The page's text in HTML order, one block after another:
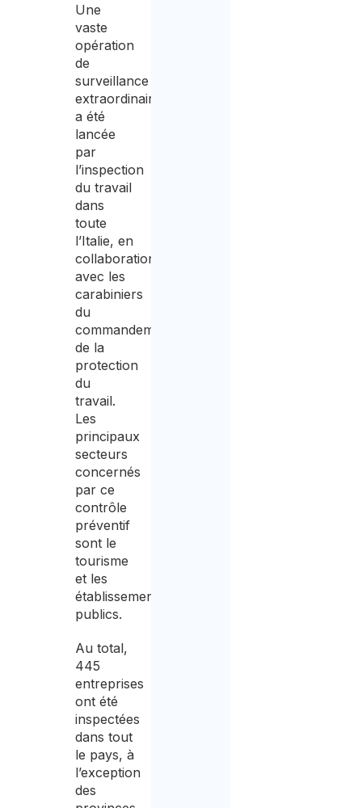
Une
vaste
opération
de
surveillance
extraordinaire
a été
lancée
par
l’inspection
du travail
dans
toute
l’Italie, en
collaboration
avec les
carabiniers
du
commandement
de la
protection
du
travail.
Les
principaux
secteurs
concernés
par ce
contrôle
préventif
sont le
tourisme
et les
établissements
publics.
Au total,
445
entreprises
ont été
inspectées
dans tout
le pays, à
l’exception
des